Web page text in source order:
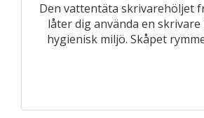
Den vattentäta skrivarehöljet
låter dig använda en skrivare
hygienisk miljö. Skåpet